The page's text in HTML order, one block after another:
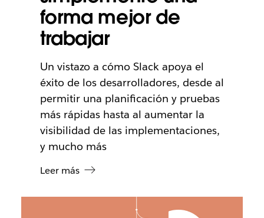
forma mejor de
trabajar
Un vistazo a cómo Slack apoya el
éxito de los desarrolladores, desde al
permitir una planificación y pruebas
más rápidas hasta al aumentar la
visibilidad de las implementaciones,
y mucho más
Leer más